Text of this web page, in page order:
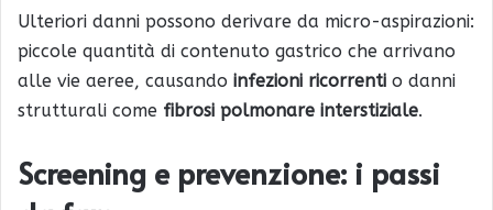
Ulteriori danni possono derivare da micro-aspirazioni:
piccole quantità di contenuto gastrico che arrivano
alle vie aeree, causando infezioni ricorrenti o danni
strutturali come fibrosi polmonare interstiziale.
Screening e prevenzione: i passi